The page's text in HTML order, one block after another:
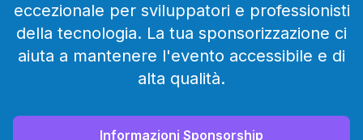
eccezionale per sviluppatori e professionisti
della tecnologia. La tua sponsorizzazione ci
aiuta a mantenere l'evento accessibile e di
alta qualità.
Informazioni Sponsorship